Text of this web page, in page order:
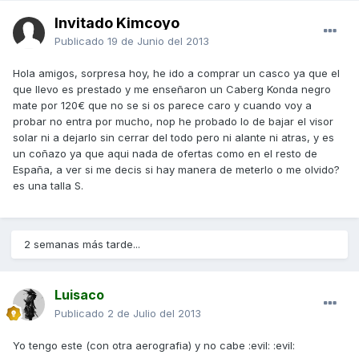
Invitado Kimcoyo
Publicado 19 de Junio del 2013
Hola amigos, sorpresa hoy, he ido a comprar un casco ya que el
que llevo es prestado y me enseñaron un Caberg Konda negro
mate por 120€ que no se si os parece caro y cuando voy a
probar no entra por mucho, nop he probado lo de bajar el visor
solar ni a dejarlo sin cerrar del todo pero ni alante ni atras, y es
un coñazo ya que aqui nada de ofertas como en el resto de
España, a ver si me decis si hay manera de meterlo o me olvido?
es una talla S.
2 semanas más tarde...
Luisaco
Publicado 2 de Julio del 2013
Yo tengo este (con otra aerografia) y no cabe :evil: :evil: